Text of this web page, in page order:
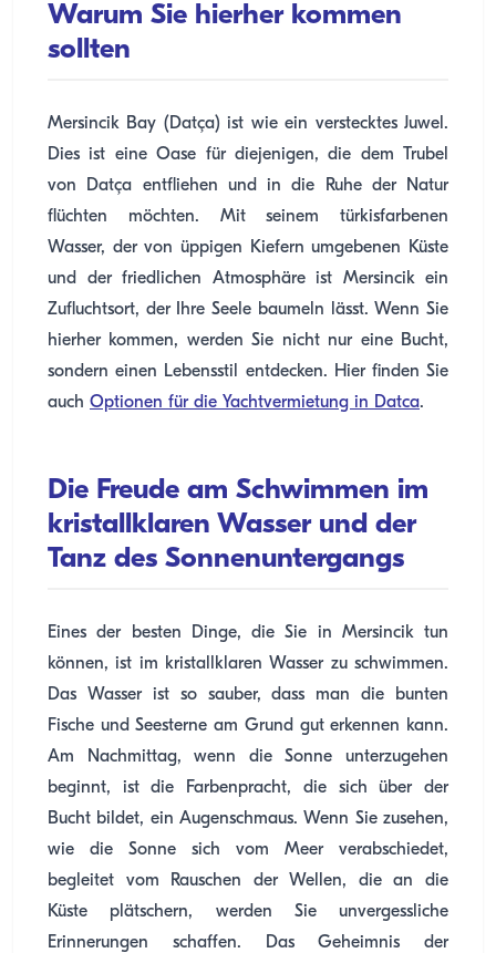
Warum Sie hierher kommen
sollten
Mersincik Bay (Datça) ist wie ein verstecktes Juwel.
Dies ist eine Oase für diejenigen, die dem Trubel
von Datça entfliehen und in die Ruhe der Natur
flüchten möchten. Mit seinem türkisfarbenen
Wasser, der von üppigen Kiefern umgebenen Küste
und der friedlichen Atmosphäre ist Mersincik ein
Zufluchtsort, der Ihre Seele baumeln lässt. Wenn Sie
hierher kommen, werden Sie nicht nur eine Bucht,
sondern einen Lebensstil entdecken. Hier finden Sie
auch Optionen für die Yachtvermietung in Datca.
Die Freude am Schwimmen im
kristallklaren Wasser und der
Tanz des Sonnenuntergangs
Eines der besten Dinge, die Sie in Mersincik tun
können, ist im kristallklaren Wasser zu schwimmen.
Das Wasser ist so sauber, dass man die bunten
Fische und Seesterne am Grund gut erkennen kann.
Am Nachmittag, wenn die Sonne unterzugehen
beginnt, ist die Farbenpracht, die sich über der
Bucht bildet, ein Augenschmaus. Wenn Sie zusehen,
wie die Sonne sich vom Meer verabschiedet,
begleitet vom Rauschen der Wellen, die an die
Küste plätschern, werden Sie unvergessliche
Erinnerungen schaffen. Das Geheimnis der